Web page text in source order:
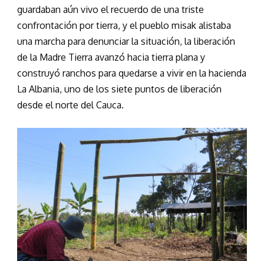
guardaban aún vivo el recuerdo de una triste
confrontación por tierra, y el pueblo misak alistaba
una marcha para denunciar la situación, la liberación
de la Madre Tierra avanzó hacia tierra plana y
construyó ranchos para quedarse a vivir en la hacienda
La Albania, uno de los siete puntos de liberación
desde el norte del Cauca.